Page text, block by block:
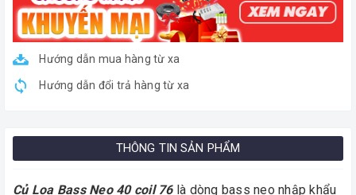
Hướng dẫn mua hàng từ xa
Hướng dẫn đổi trả hàng từ xa
THÔNG TIN SẢN PHẨM
Củ Loa Bass Neo 40 coil 76là dòng bass neo nhập khẩu